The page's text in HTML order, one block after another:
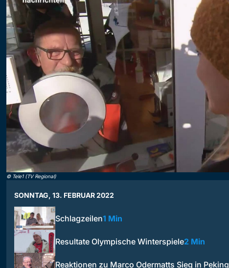
© Tele1 (TV Regional)
SONNTAG, 13. FEBRUAR 2022
Schlagzeilen1 Min
Resultate Olympische Winterspiele2 Min
Reaktionen zu Marco Odermatts Sieg in Peking